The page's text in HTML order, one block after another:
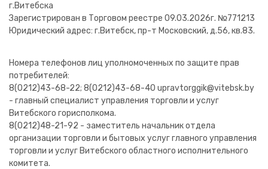
г.Витебска
Зарегистрирован в Торговом реестре 09.03.2026г. №771213
Юридический адрес: г.Витебск, пр-т Московский, д.56, кв.83.
Номера телефонов лиц уполномоченных по защите прав
потребителей:
8(0212)43-68-22; 8(0212)43-68-40 upravtorggik@vitebsk.by
- главный специалист управления торговли и услуг
Витебского горисполкома.
8(0212)48-21-92 - заместитель начальник отдела
организации торговли и бытовых услуг главного управления
торговли и услуг Витебского областного исполнительного
комитета.